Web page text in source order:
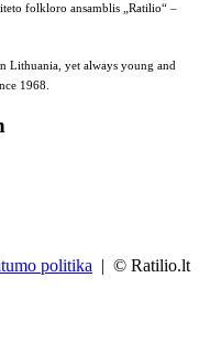
folkloro ansamblis „Ratilio“ –
Lithuania, yet always young and
1968.
politika | © Ratilio.lt